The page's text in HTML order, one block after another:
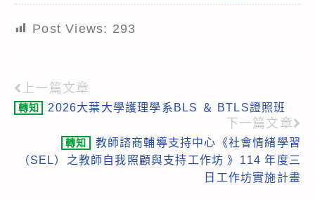
Post Views: 293
Read
more
articles
上一篇文章
轉知 2026大葉大學護理學系BLS ＆ BTLS證照班
下一篇文章
轉知
教師諮商輔導支持中心《社會情緒學習
（SEL）之教師自我照顧與支持工作坊 》114 年度三
日工作坊實施計畫